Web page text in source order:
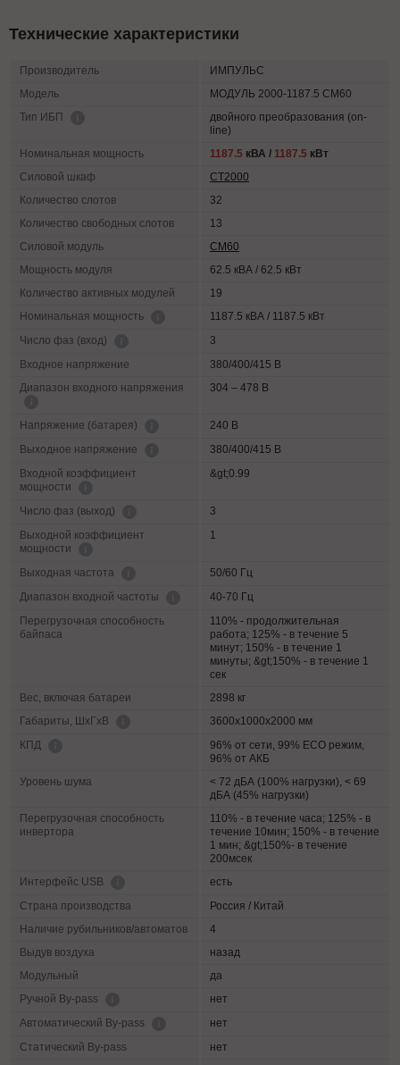
Технические характеристики
Производитель
ИМПУЛЬС
Модель
МОДУЛЬ 2000-1187.5 СМ60
Тип ИБП
двойного преобразования (on-
line)
Номинальная мощность
1187.5 кВА / 1187.5 кВт
Силовой шкаф
СТ2000
Количество слотов
32
Количество свободных слотов
13
Силовой модуль
СМ60
Мощность модуля
62.5 кВА / 62.5 кВт
Количество активных модулей
19
Номинальная мощность
1187.5 кВА / 1187.5 кВт
Число фаз (вход)
3
Входное напряжение
380/400/415 В
Диапазон входного напряжения
304 – 478 В
Напряжение (батарея)
240 В
Выходное напряжение
380/400/415 В
Входной коэффициент
мощности
&gt;0.99
Число фаз (выход)
3
Выходной коэффициент
мощности
1
Выходная частота
50/60 Гц
Диапазон входной частоты
40-70 Гц
Перегрузочная способность
байпаса
110% - продолжительная
работа; 125% - в течение 5
минут; 150% - в течение 1
минуты; &gt;150% - в течение 1
сек
Вес, включая батареи
2898 кг
Габариты, ШхГхВ
3600х1000х2000 мм
КПД
96% от сети, 99% ECO режим,
96% от АКБ
Уровень шума
< 72 дБА (100% нагрузки), < 69
дБА (45% нагрузки)
Перегрузочная способность
инвертора
110% - в течение часа; 125% - в
течение 10мин; 150% - в течение
1 мин; &gt;150%- в течение
200мсек
Интерфейс USB
есть
Страна производства
Россия / Китай
Наличие рубильников/автоматов
4
Выдув воздуха
назад
Модульный
да
Ручной By-pass
нет
Автоматический By-pass
нет
Статический By-pass
нет